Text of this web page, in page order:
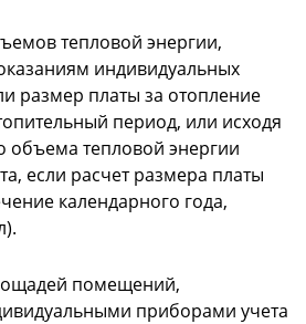
тепловой энергии,
индивидуальных
размер платы за отопление
период, или исходя
объема тепловой энергии
если расчет размера платы
календарного года,
помещений,
приборами учета